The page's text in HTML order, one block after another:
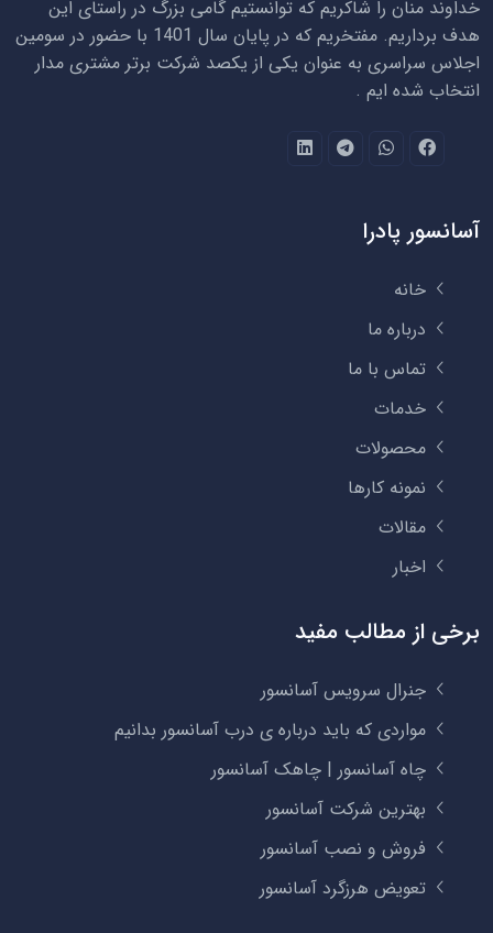
خداوند منان را شاکریم که توانستیم گامی بزرگ در راستای این
هدف برداریم. مفتخریم که در پایان سال 1401 با حضور در سومین
اجلاس سراسری به عنوان یکی از یکصد شرکت برتر مشتری مدار
انتخاب شده ایم .
آسانسور پادرا
خانه
درباره ما
تماس با ما
خدمات
محصولات
نمونه کارها
مقالات
اخبار
برخی از مطالب مفید
جنرال سرویس آسانسور
مواردی که باید درباره ی درب آسانسور بدانیم
چاه آسانسور | چاهک آسانسور
بهترین شرکت آسانسور
فروش و نصب آسانسور
تعویض هرزگرد آسانسور